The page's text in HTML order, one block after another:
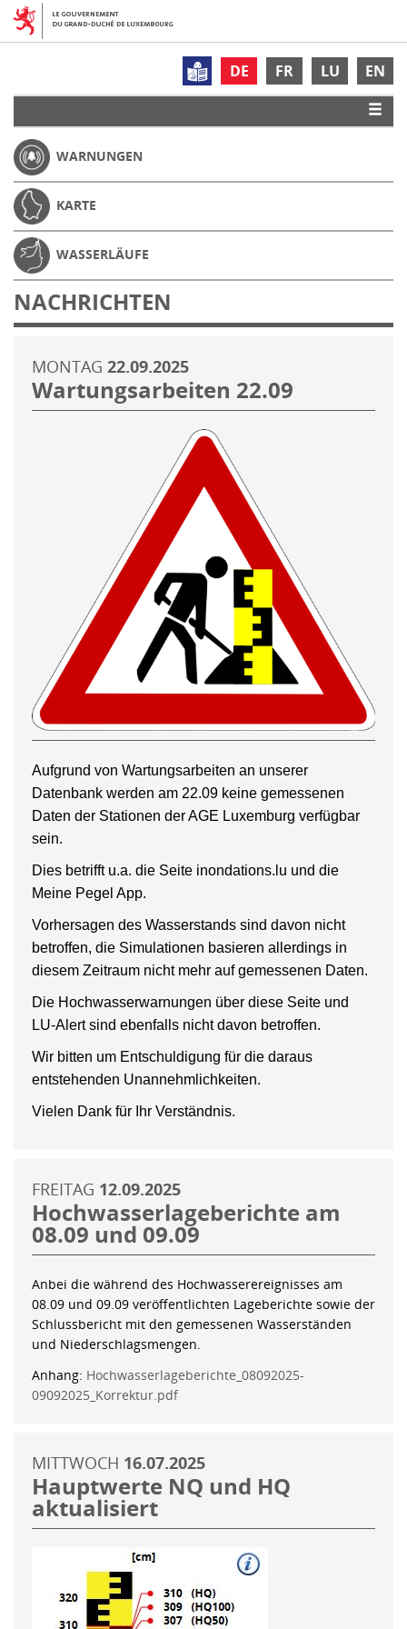
DE FR LU EN
WARNUNGEN
KARTE
WASSERLÄUFE
NACHRICHTEN
MONTAG 22.09.2025
Wartungsarbeiten 22.09
Aufgrund von Wartungsarbeiten an unserer
Datenbank werden am 22.09 keine gemessenen
Daten der Stationen der AGE Luxemburg verfügbar
sein.
Dies betrifft u.a. die Seite inondations.lu und die
Meine Pegel App.
Vorhersagen des Wasserstands sind davon nicht
betroffen, die Simulationen basieren allerdings in
diesem Zeitraum nicht mehr auf gemessenen Daten.
Die Hochwasserwarnungen über diese Seite und
LU-Alert sind ebenfalls nicht davon betroffen.
Wir bitten um Entschuldigung für die daraus
entstehenden Unannehmlichkeiten.
Vielen Dank für Ihr Verständnis.
FREITAG 12.09.2025
Hochwasserlageberichte am
08.09 und 09.09
Anbei die während des Hochwasserereignisses am
08.09 und 09.09 veröffentlichten Lageberichte sowie der
Schlussbericht mit den gemessenen Wasserständen
und Niederschlagsmengen.
Anhang: Hochwasserlageberichte_08092025-
09092025_Korrektur.pdf
MITTWOCH 16.07.2025
Hauptwerte NQ und HQ
aktualisiert